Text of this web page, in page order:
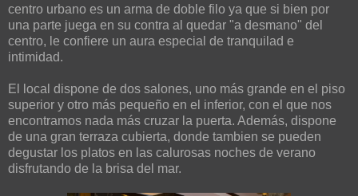
centro urbano es un arma de doble filo ya que si bien por
una parte juega en su contra al quedar "a desmano" del
centro, le confiere un aura especial de tranquilad e
intimidad.
El local dispone de dos salones, uno más grande en el piso
superior y otro más pequeño en el inferior, con el que nos
encontramos nada más cruzar la puerta. Además, dispone
de una gran terraza cubierta, donde tambien se pueden
degustar los platos en las calurosas noches de verano
disfrutando de la brisa del mar.